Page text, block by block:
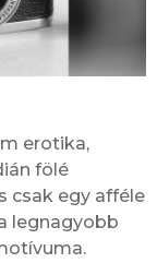
erotika,
fölé
csak egy afféle
legnagyobb